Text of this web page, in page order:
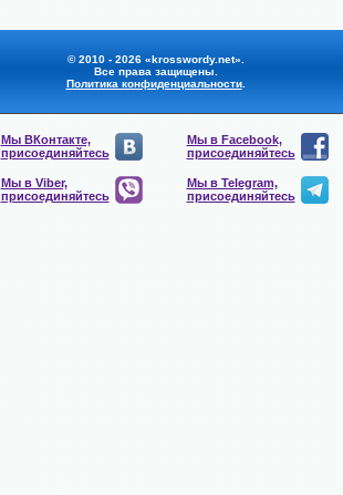
© 2010 - 2026 «krosswordy.net».
Все права защищены.
Политика конфиденциальности.
Мы ВКонтакте,
присоединяйтесь
Мы в Facebook,
присоединяйтесь
Мы в Viber,
присоединяйтесь
Мы в Telegram,
присоединяйтесь